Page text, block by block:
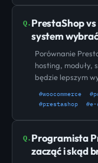
Q. PrestaShop
system
Porównanie
hosting, moduły,
będzie lepszym
#woocommerce
#prestashop
#e-
Q. Programista
zacząć i skąd